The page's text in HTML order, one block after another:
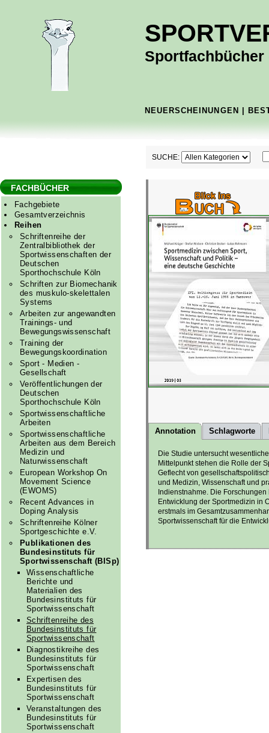
NEUERSCHEINUNGEN
SUCHE:
FACHBÜCHER
Fachgebiete
Gesamtverzeichnis
Reihen
Schriftenreihe der
Zentralbibliothek der
Sportwissenschaften der
Deutschen
Sporthochschule Köln
Schriften zur Biomechanik
des muskulo-skelettalen
Systems
Arbeiten zur angewandten
Trainings- und
Bewegungswissenschaft
Training der
Bewegungskoordination
Sport - Medien -
Gesellschaft
Veröffentlichungen der
Deutschen
Sporthochschule Köln
Sportwissenschaftliche
Arbeiten
Sportwissenschaftliche
Arbeiten aus dem Bereich
Medizin und
Naturwissenschaft
European Workshop On
Movement Science
(EWOMS)
Recent Advances in
Doping Analysis
Schriftenreihe Kölner
Sportgeschichte e.V.
Publikationen des
Bundesinstituts für
Sportwissenschaft (BISp)
Wissenschaftliche
Berichte und
Materialien des
Bundesinstituts für
Sportwissenschaft
Schriftenreihe des
Bundesinstituts für
Sportwissenschaft
Diagnostikreihe des
Bundesinstituts für
Sportwissenschaft
Expertisen des
Bundesinstituts für
Sportwissenschaft
Veranstaltungen des
Bundesinstituts für
Sportwissenschaft
Annotation Schlagworte
Die Studie untersucht
Mittelpunkt stehen die Rolle der
Geflecht von
und Medizin, Wissenschaft und
Indienstnahme. Die
Entwicklung der Sportmedizin in
erstmals im
Sportwissenschaft für die